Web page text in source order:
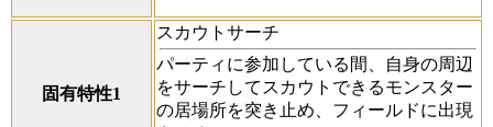
固有特性1
スカウトサーチ
パーティに参加している間、自身の周辺
をサーチしてスカウトできるモンスター
の居場所を突き止め、フィールドに出現